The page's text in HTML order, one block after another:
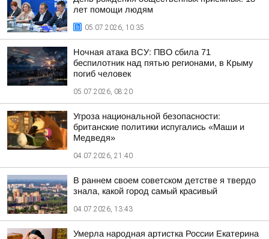
лет помощи людям
05.07.2026, 10:35
Ночная атака ВСУ: ПВО сбила 71
беспилотник над пятью регионами, в Крыму
погиб человек
05.07.2026, 08:20
Угроза национальной безопасности:
британские политики испугались «Маши и
Медведя»
04.07.2026, 21:40
В раннем своем советском детстве я твердо
знала, какой город самый красивый
04.07.2026, 13:43
Умерла народная артистка России Екатерина